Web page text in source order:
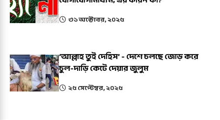
৩১ অক্টোবর, ২০২৫
‘আল্লাহ তুই দেহিস’ - দেশে চলছে জোড় করে
চুল-দাড়ি কেটে দেয়ার জুলুম
২৫ সেপ্টেম্বর, ২০২৫